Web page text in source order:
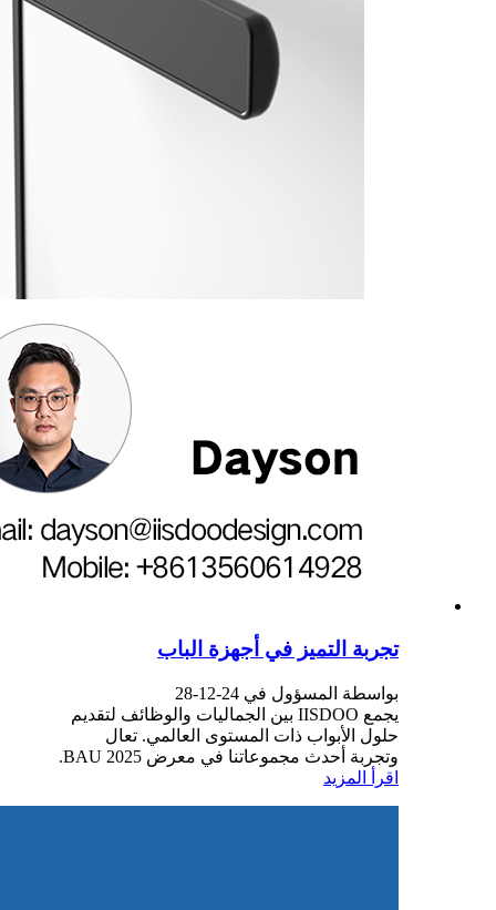
تجربة التميز في أجهزة الباب
بواسطة المسؤول في 24-12-28
يجمع IISDOO بين الجماليات والوظائف لتقديم
حلول الأبواب ذات المستوى العالمي. تعال
وتجربة أحدث مجموعاتنا في معرض BAU 2025.
اقرأ المزيد